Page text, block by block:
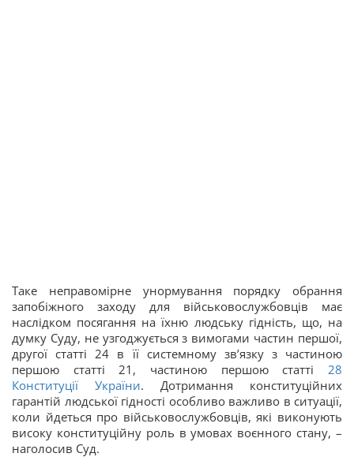
Таке неправомірне унормування порядку обрання
запобіжного заходу для військовослужбовців має
наслідком посягання на їхню людську гідність, що, на
думку Суду, не узгоджується з вимогами частин першої,
другої статті 24 в її системному зв’язку з частиною
першою статті 21, частиною першою статті 28
Конституції України. Дотримання конституційних
гарантій людської гідності особливо важливо в ситуації,
коли йдеться про військовослужбовців, які виконують
високу конституційну роль в умовах воєнного стану, –
наголосив Суд.